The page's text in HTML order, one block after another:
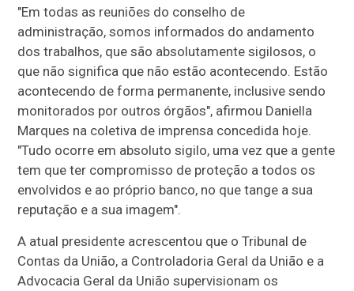
"Em todas as reuniões do conselho de
administração, somos informados do andamento
dos trabalhos, que são absolutamente sigilosos, o
que não significa que não estão acontecendo. Estão
acontecendo de forma permanente, inclusive sendo
monitorados por outros órgãos", afirmou Daniella
Marques na coletiva de imprensa concedida hoje.
"Tudo ocorre em absoluto sigilo, uma vez que a gente
tem que ter compromisso de proteção a todos os
envolvidos e ao próprio banco, no que tange a sua
reputação e a sua imagem".
A atual presidente acrescentou que o Tribunal de
Contas da União, a Controladoria Geral da União e a
Advocacia Geral da União supervisionam os